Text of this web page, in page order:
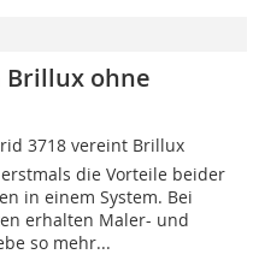
Brillux ohne
3718 vereint Brillux
die Vorteile beider
in einem System. Bei
erhalten Maler- und
so mehr...